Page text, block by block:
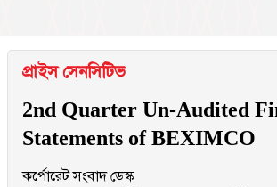
প্রাইস সেনসিটিভ
2nd Quarter Un-Audited
Statements of BEXIMCO
কর্পোরেট সংবাদ ডেস্ক